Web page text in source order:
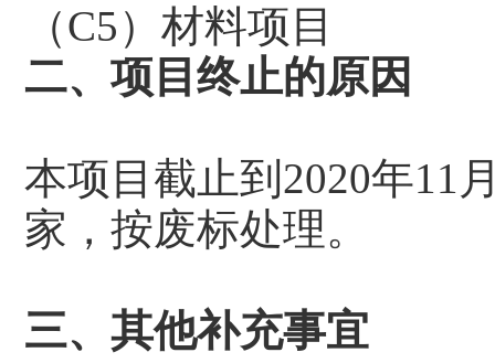
（C5）材料项目
二、项目终止的原因
本项目截止到2020年11
家，按废标处理。
三、其他补充事宜